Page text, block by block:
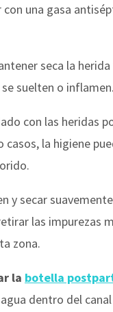
una gasa
seca la
suelten o inflamen.
con las heridas
casos, la higiene
y secar
las impurezas
zona.
la botella
dentro del